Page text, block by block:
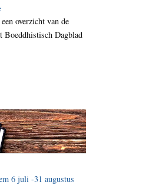
overzicht van de
Boeddhistisch Dagblad
6 juli -31 augustus